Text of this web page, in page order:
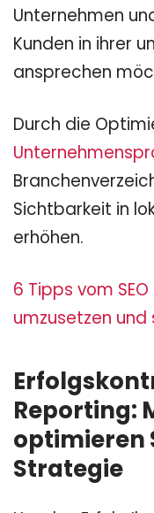
Unternehmen
Kunden in ihrer
ansprechen
Durch die
Sichtbarkeit in
erhöhen.
6 Tipps vom
umzusetzen
Reporting:
optimieren
Strategie